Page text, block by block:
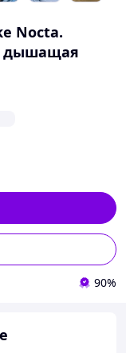
Nocta.
дышащая
90%